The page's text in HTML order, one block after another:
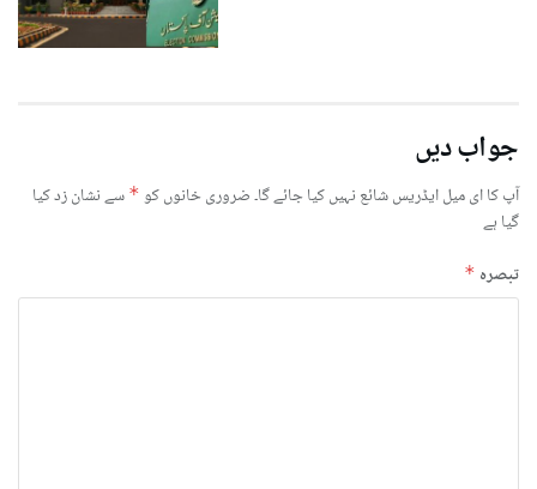
جواب دیں
آپ کا ای میل ایڈریس شائع نہیں کیا جائے گا۔ضروری خانوں کو * سے نشان زد کیا
گیا ہے
تبصرہ *